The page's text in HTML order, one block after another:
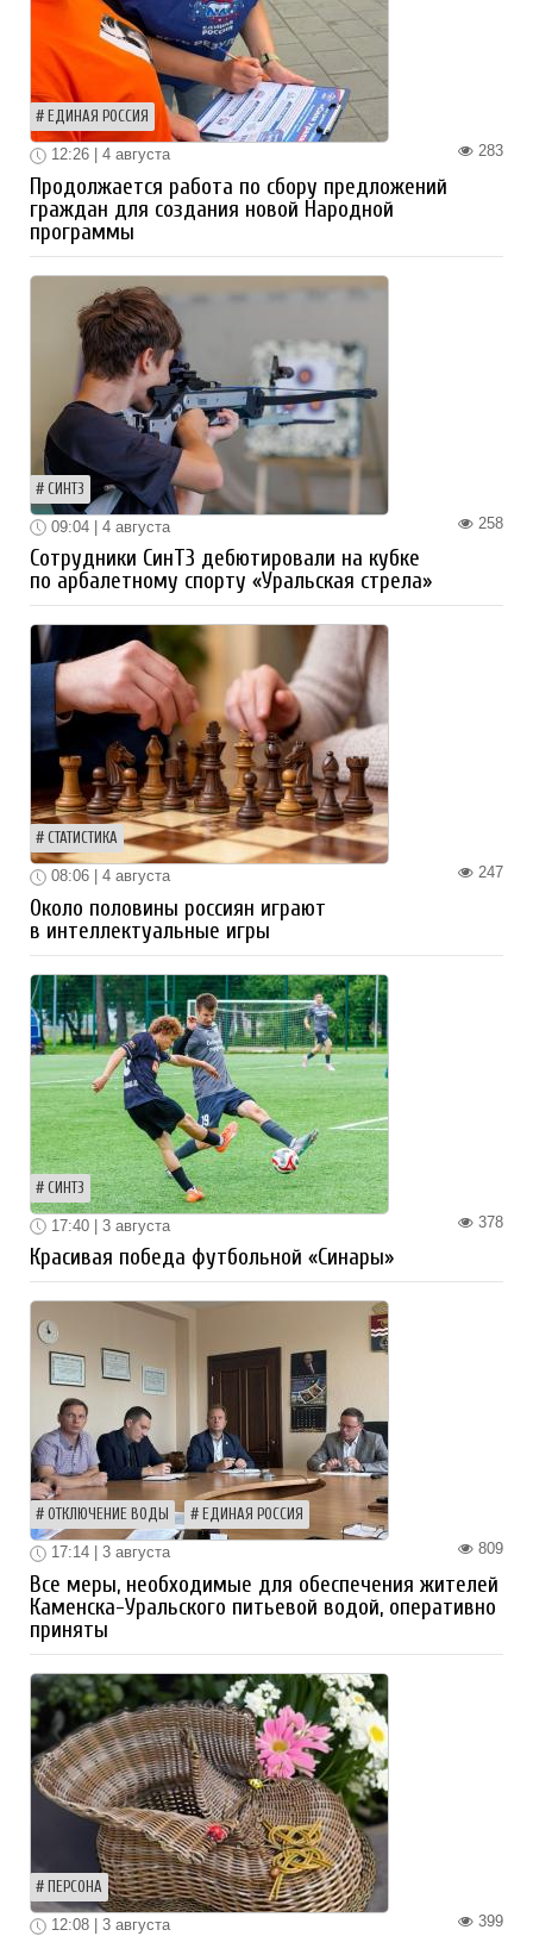
ЕДИНАЯ РОССИЯ
283
12:26 | 4 августа
Продолжается работа по сбору предложений
граждан для создания новой Народной
программы
СИНТЗ
258
09:04 | 4 августа
Сотрудники СинТЗ дебютировали на кубке
по арбалетному спорту «Уральская стрела»
СТАТИСТИКА
247
08:06 | 4 августа
Около половины россиян играют
в интеллектуальные игры
СИНТЗ
378
17:40 | 3 августа
Красивая победа футбольной «Синары»
ОТКЛЮЧЕНИЕ ВОДЫ ЕДИНАЯ РОССИЯ
809
17:14 | 3 августа
Все меры, необходимые для обеспечения жителей
Каменска-Уральского питьевой водой, оперативно
приняты
ПЕРСОНА
399
12:08 | 3 августа